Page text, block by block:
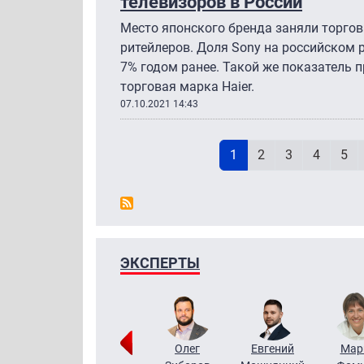
Место японского бренда заняли
ритейлеров. Доля Sony на российском
7% годом ранее. Такой же показатель
торговая марка Haier.
07.10.2021 14:43
Текущая страница
1 Page
2 Page
3 Page
4 5
ЭКСПЕРТЫ
Григорий
Олег
Евгений